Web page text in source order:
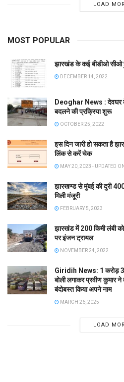
LOAD
MOST POPULAR
झारखंड के कई बीडीओ सीओ
DECEMBER 14, 2022
Deoghar News : देवघर
बदलने की प्रक्रिया शुरू
OCTOBER 25, 2022
इस दिन जारी हो सकता है
लिंक से करें चेक
MAY 20, 2023 - UPDATED
झारखण्ड से मुंबई की दुरी
मिली मंजूरी
FEBRUARY 5, 2023
झारखंड में 200 किमी लंबी
पर इंजन ट्रायल
NOVEMBER 24, 2022
Giridih News: 1 करोड़
बोली लगाकर प्रवीण कुमार ने
बंदोबस्त किया अपने नाम
MARCH 26, 2025
LOAD